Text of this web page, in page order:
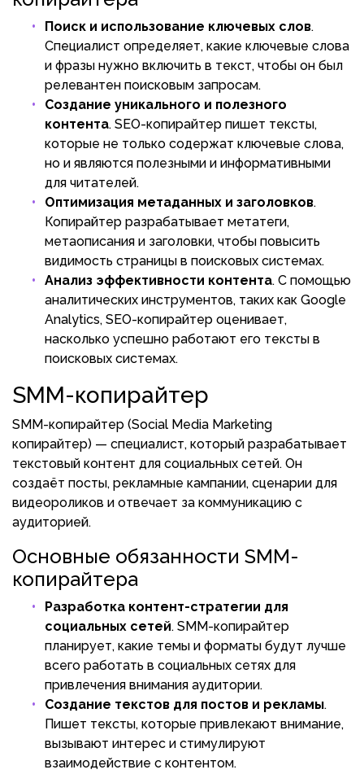
Поиск и использование ключевых слов.
Специалист определяет, какие ключевые слова
и фразы нужно включить в текст, чтобы он был
релевантен поисковым запросам.
Создание уникального и полезного
контента. SEO-копирайтер пишет тексты,
которые не только содержат ключевые слова,
но и являются полезными и информативными
для читателей.
Оптимизация метаданных и заголовков.
Копирайтер разрабатывает метатеги,
метаописания и заголовки, чтобы повысить
видимость страницы в поисковых системах.
Анализ эффективности контента. С помощью
аналитических инструментов, таких как Google
Analytics, SEO-копирайтер оценивает,
насколько успешно работают его тексты в
поисковых системах.
SMM-копирайтер
SMM-копирайтер (Social Media Marketing
копирайтер) — специалист, который разрабатывает
текстовый контент для социальных сетей. Он
создаёт посты, рекламные кампании, сценарии для
видеороликов и отвечает за коммуникацию с
аудиторией.
Основные обязанности SMM-
копирайтера
Разработка контент-стратегии для
социальных сетей. SMM-копирайтер
планирует, какие темы и форматы будут лучше
всего работать в социальных сетях для
привлечения внимания аудитории.
Создание текстов для постов и рекламы.
Пишет тексты, которые привлекают внимание,
вызывают интерес и стимулируют
взаимодействие с контентом.